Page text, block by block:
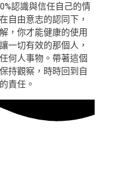
認識與信任自己的情
自由意志的認同下，
，你才能健康的使用
一切有效的那個人，
何人事物。帶著這個
持觀察，時時回到自
責任。